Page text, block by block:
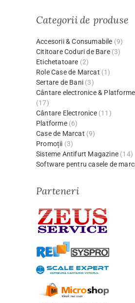
Categorii de produse
Accesorii & Consumabile (9)
Cititoare Coduri de Bare (3)
Etichetatoare (2)
Role Case de Marcat (1)
Sertare de Bani (3)
Cântare electronice &
(17)
Cântare Electronice (11)
Platforme (6)
Case de Marcat (9)
Promoții (3)
Sisteme Antifurt Magazine (14)
Software pentru casele de
Parteneri